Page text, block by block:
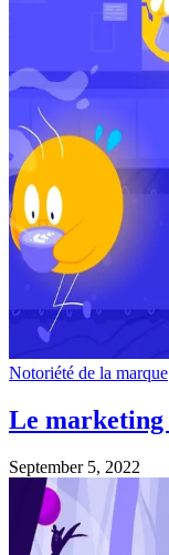
Notoriété de la marque
Le marketing
September 5, 2022